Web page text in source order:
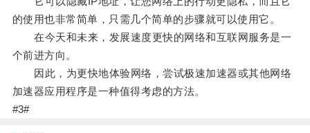
的使用也非常简单，只需几个简单的步骤就可以使用它。
在今天和未来，发展速度更快的网络和互联网服务是一
个前进方向。
因此，为更快地体验网络，尝试极速加速器或其他网络
加速器应用程序是一种值得考虑的方法。
#3#